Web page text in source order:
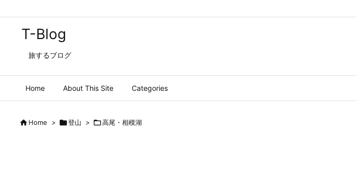
T-Blog
旅するブログ
Home About This Site Categories
Home > 登山 > 高尾・相模湖